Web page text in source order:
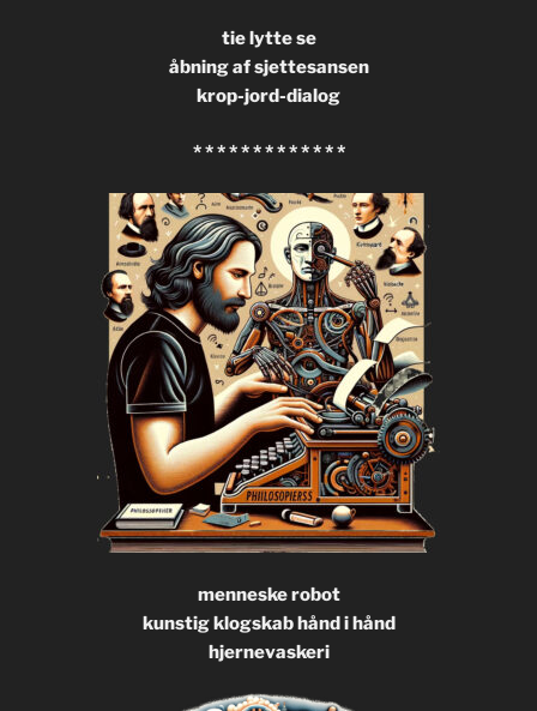
tie lytte se
åbning af sjettesansen
krop-jord-dialog
* * * * * * * * * * * * *
menneske robot
kunstig klogskab hånd i hånd
hjernevaskeri